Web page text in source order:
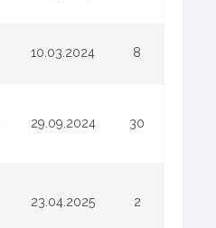
10.03.2024 8
29.09.2024 30
23.04.2025 2